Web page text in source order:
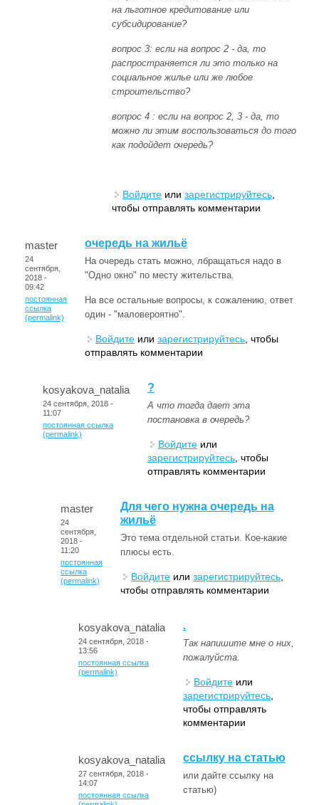
на льготное кредитование или
субсидирование?
вопрос 3: если на вопрос 2 - да, то
распространяется ли это только на
социальное жилье или же любое
строительство?
вопрос 4 : если на вопрос 2, 3 - да, то
можно ли этим воспользоваться до того
как подойдет очередь?
Войдите или зарегистрируйтесь
чтобы отправлять комментарии
master
24
сентября,
2018 -
09:42
постоянная
ссылка
(permalink)
очередь на жильё
На очередь стать можно, лбращаться надо в
"Одно окно" по месту жительства.
На все остальные вопросы, к сожалению, ответ
один - "маловероятно".
Войдите или зарегистрируйтесь , чтобы
отправлять комментарии
kosyakova_natalia
24 сентября, 2018 -
11:07
постоянная ссылка
(permalink)
?
А что тогда дает эта
постановка в очередь?
Войдите или
зарегистрируйтесь , чтобы
отправлять комментарии
master
24
сентября,
2018 -
11:20
постоянная
ссылка
(permalink)
Для чего нужна очередь на
жильё
Это тема отдельной статьи. Кое-какие
плюсы есть.
Войдите или зарегистрируйтесь
чтобы отправлять комментарии
kosyakova_natalia
24 сентября, 2018 -
13:56
постоянная ссылка
(permalink)
.
Так напишите мне о них,
пожалуйста.
Войдите или
зарегистрируйтесь
чтобы отправлять
комментарии
kosyakova_natalia
27 сентября, 2018 -
14:07
постоянная ссылка
ссылку на статью
или дайте ссылку на
статью)